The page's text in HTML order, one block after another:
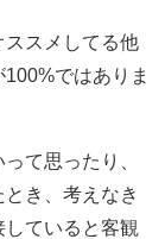
ススメしてる他
ではありま
て思ったり、
き、考えなき
ていると客観